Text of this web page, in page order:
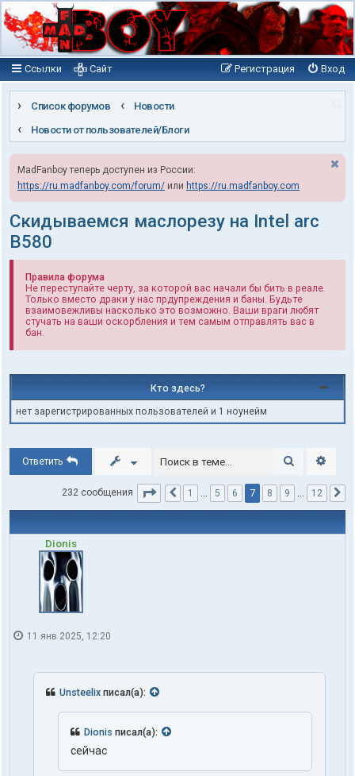
Ссылки Вход
Регистрация
Сайт
Список форумов
Новости
Новости от пользователей/Блоги
MadFanboy теперь доступен из России:
https://ru.madfanboy.com/forum/ или https://ru.madfanboy.com
Скидываемся маслорезу на Intel arc
B580
Правила форума
Не переступайте черту, за которой вас начали бы бить в реале.
Только вместо драки у нас прдупреждения и баны. Будьте
взаимовежливы насколько это возможно. Ваши враги любят
стучать на ваши оскорбления и тем самым отправлять вас в
бан.
Кто здесь?
нет зарегистрированных пользователей и 1 ноунейм
Ответить Поиск
232 сообщения Страница из 12
Пред.
1 … 5 6 7 8 9 … 12
Dionis
11 янв 2025, 12:20
Unsteelix писал(а):
Dionis писал(а):
сейчас